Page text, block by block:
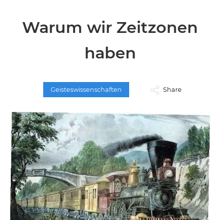
Warum wir Zeitzonen
haben
Geisteswissenschaften Share